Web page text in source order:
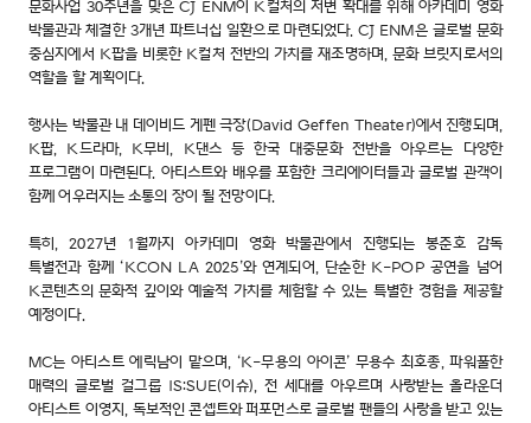
문화사업 30주년을 맞은 CJ ENM이 K컬처의 저변 확대를 위해 아카데미 영화
박물관과 체결한 3개년 파트너십 일환으로 마련되었다. CJ ENM은 글로벌 문화
중심지에서 K팝을 비롯한 K컬처 전반의 가치를 재조명하며, 문화 브릿지로서의
역할을 할 계획이다.
행사는 박물관 내 데이비드 게펜 극장(David Geffen Theater)에서 진행되며,
K팝, K드라마, K무비, K댄스 등 한국 대중문화 전반을 아우르는 다양한
프로그램이 마련된다. 아티스트와 배우를 포함한 크리에이터들과 글로벌 관객이
함께 어우러지는 소통의 장이 될 전망이다.
특히, 2027년 1월까지 아카데미 영화 박물관에서 진행되는 봉준호 감독
특별전과 함께 ‘KCON LA 2025’와 연계되어, 단순한 K-POP 공연을 넘어
K콘텐츠의 문화적 깊이와 예술적 가치를 체험할 수 있는 특별한 경험을 제공할
예정이다.
MC는 아티스트 에릭남이 맡으며, ‘K-무용의 아이콘’ 무용수 최호종, 파워풀한
매력의 글로벌 걸그룹 IS:SUE(이슈), 전 세대를 아우르며 사랑받는 올라운더
아티스트 이영지, 독보적인 콘셉트와 퍼포먼스로 글로벌 팬들의 사랑을 받고 있는